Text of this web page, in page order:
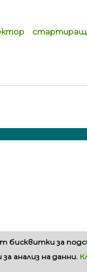
бисквитки за
анализ на данни.